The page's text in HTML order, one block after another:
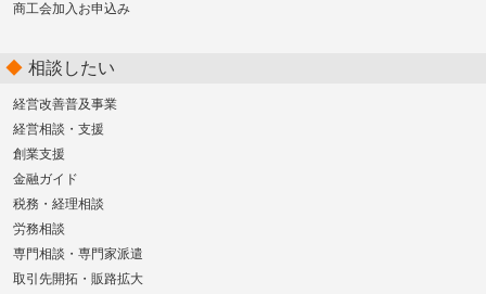
商工会加入お申込み
相談したい
経営改善普及事業
経営相談・支援
創業支援
金融ガイド
税務・経理相談
労務相談
専門相談・専門家派遣
取引先開拓・販路拡大